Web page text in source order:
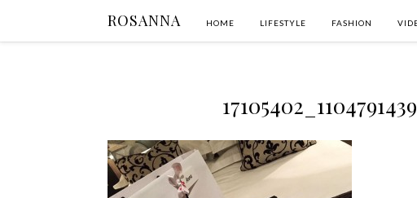
ROSANNA HOME LIFESTYLE FASHION